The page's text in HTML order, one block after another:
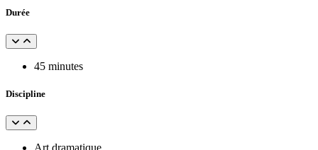
Durée
45 minutes
Discipline